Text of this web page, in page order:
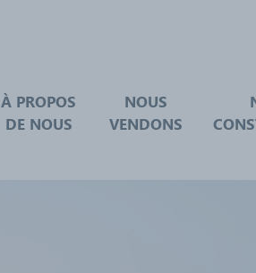
À PROPOS
DE NOUS
NOUS
VENDONS